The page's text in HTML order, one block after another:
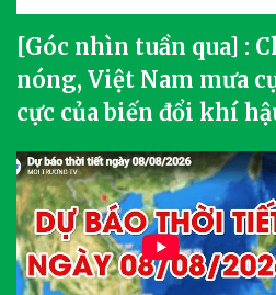
[Góc nhìn tuần qua] :
nóng, Việt Nam mưa
cực của biến đổi khí